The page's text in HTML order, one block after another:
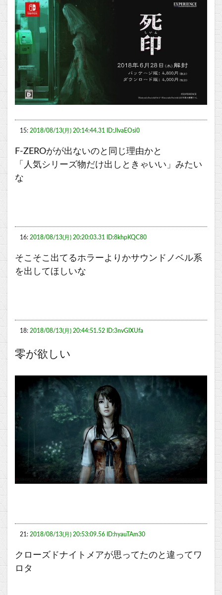
15: 2018/08/13(月) 20:14:44.31 ID:JlvaEOsi0
F-ZEROがが出ないのと同じ理由かと
「人気シリーズ物だけ出しときゃいい」みたい
な
16: 2018/08/13(月) 20:20:03.31 ID:8khpKQC80
そこそこ出てるホラーよりかサウンドノベル系
を出してほしいな
18: 2018/08/13(月) 20:44:51.52 ID:3nvGlXUfa
零が欲しい
21: 2018/08/13(月) 20:53:09.56 ID:hyauTAm30
クローズドナイトメアが思ってたのと違ってワ
ロタ